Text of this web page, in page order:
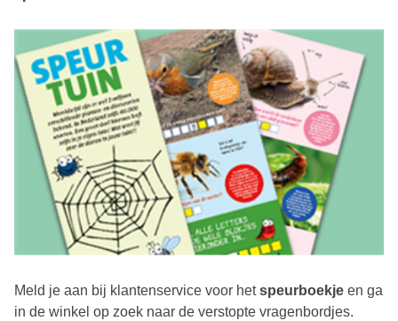
Meld je aan bij klantenservice voor hetspeurboekje en ga
in de winkel op zoek naar de verstopte vragenbordjes.